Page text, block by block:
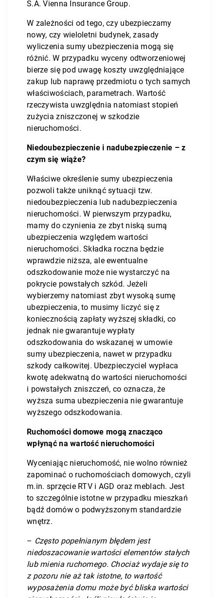
S.A. Vienna Insurance Group.
W zależności od tego, czy ubezpieczamy
nowy, czy wieloletni budynek, zasady
wyliczenia sumy ubezpieczenia mogą się
różnić. W przypadku wyceny odtworzeniowej
bierze się pod uwagę koszty uwzględniające
zakup lub naprawę przedmiotu o tych samych
właściwościach, parametrach. Wartość
rzeczywista uwzględnia natomiast stopień
zużycia zniszczonej w szkodzie
nieruchomości.
Niedoubezpieczenie i nadubezpieczenie – z
czym się wiąże?
Właściwe określenie sumy ubezpieczenia
pozwoli także uniknąć sytuacji tzw.
niedoubezpieczenia lub nadubezpieczenia
nieruchomości. W pierwszym przypadku,
mamy do czynienia ze zbyt niską sumą
ubezpieczenia względem wartości
nieruchomości. Składka roczna będzie
wprawdzie niższa, ale ewentualne
odszkodowanie może nie wystarczyć na
pokrycie powstałych szkód. Jeżeli
wybierzemy natomiast zbyt wysoką sumę
ubezpieczenia, to musimy liczyć się z
koniecznością zapłaty wyższej składki, co
jednak nie gwarantuje wypłaty
odszkodowania do wskazanej w umowie
sumy ubezpieczenia, nawet w przypadku
szkody całkowitej. Ubezpieczyciel wypłaca
kwotę adekwatną do wartości nieruchomości
i powstałych zniszczeń, co oznacza, że
wyższa suma ubezpieczenia nie gwarantuje
wyższego odszkodowania.
Ruchomości domowe mogą znacząco
wpłynąć na wartość nieruchomości
Wyceniając nieruchomość, nie wolno również
zapominać o ruchomościach domowych, czyli
m.in. sprzęcie RTV i AGD oraz meblach. Jest
to szczególnie istotne w przypadku mieszkań
bądź domów o podwyższonym standardzie
wnętrz.
– Często popełnianym błędem jest
niedoszacowanie wartości elementów stałych
lub mienia ruchomego. Chociaż wydaje się to
z pozoru nie aż tak istotne, to wartość
wyposażenia domu może być bliska wartości